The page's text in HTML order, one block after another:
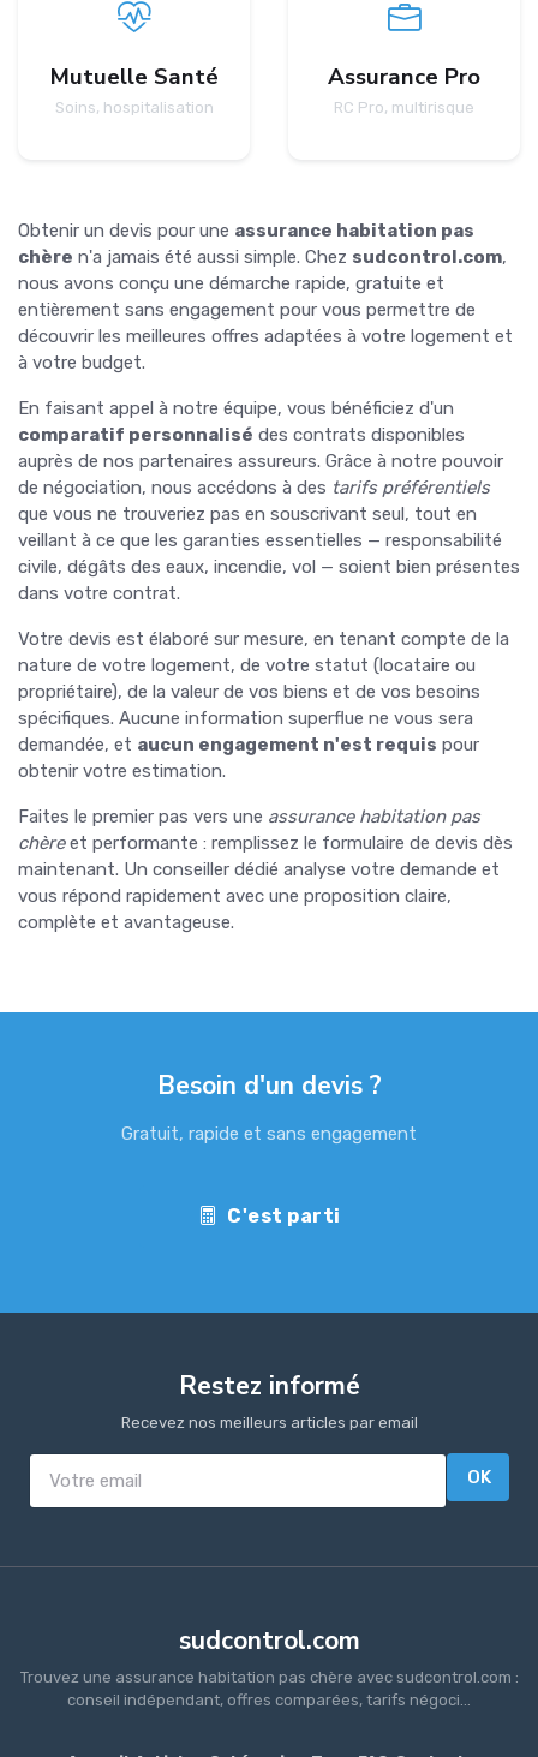
Mutuelle Santé
Soins, hospitalisation
Assurance Pro
RC Pro, multirisque
Obtenir un devis pour une assurance habitation pas
chère n'a jamais été aussi simple. Chez sudcontrol.com,
nous avons conçu une démarche rapide, gratuite et
entièrement sans engagement pour vous permettre de
découvrir les meilleures offres adaptées à votre logement et
à votre budget.
En faisant appel à notre équipe, vous bénéficiez d'un
comparatif personnalisé des contrats disponibles
auprès de nos partenaires assureurs. Grâce à notre pouvoir
de négociation, nous accédons à des tarifs préférentiels
que vous ne trouveriez pas en souscrivant seul, tout en
veillant à ce que les garanties essentielles — responsabilité
civile, dégâts des eaux, incendie, vol — soient bien présentes
dans votre contrat.
Votre devis est élaboré sur mesure, en tenant compte de la
nature de votre logement, de votre statut (locataire ou
propriétaire), de la valeur de vos biens et de vos besoins
spécifiques. Aucune information superflue ne vous sera
demandée, et aucun engagement n'est requis pour
obtenir votre estimation.
Faites le premier pas vers une assurance habitation pas
chèreet performante : remplissez le formulaire de devis dès
maintenant. Un conseiller dédié analyse votre demande et
vous répond rapidement avec une proposition claire,
complète et avantageuse.
Besoin d'un devis ?
Gratuit, rapide et sans engagement
C'est parti
Restez informé
Recevez nos meilleurs articles par email
OK
sudcontrol.com
Trouvez une assurance habitation pas chère avec sudcontrol.com :
conseil indépendant, offres comparées, tarifs négoci...